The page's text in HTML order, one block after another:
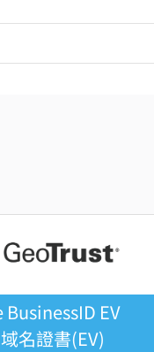
BusinessID EV
名證書(EV)